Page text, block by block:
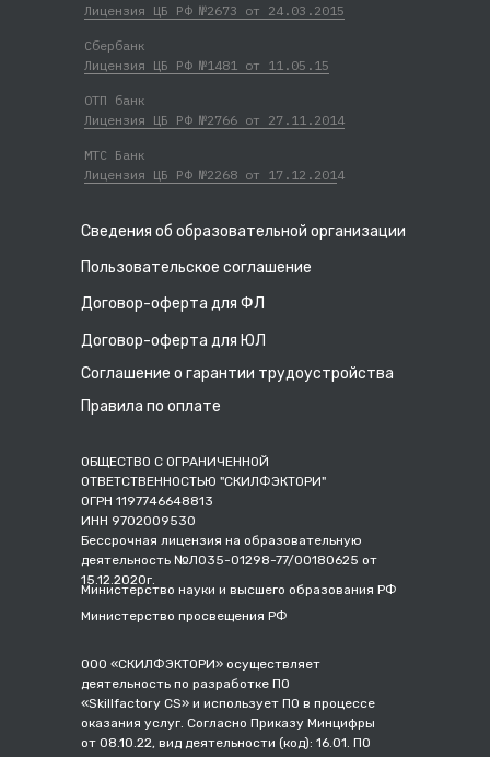
Пользовательское соглашение
Договор-оферта для ФЛ
Договор-оферта для ЮЛ
ОБЩЕСТВО С ОГРАНИЧЕННОЙ
ОТВЕТСТВЕННОСТЬЮ "СКИЛФЭКТОРИ"
ОГРН 1197746648813
ИНН 9702009530
Бессрочная лицензия на образовательную
деятельность №Л035-01298-77/00180625 от
15.12.2020г.
Лицензия ЦБ РФ №2673 от 24.03.2015
ОТП банк
Лицензия ЦБ РФ №2766 от 27.11.2014
Сбербанк
Лицензия ЦБ РФ №1481 от 11.05.15
Сведения об образовательной организации
Министерство науки и высшего образования РФ
Министерство просвещения РФ
МТС Банк
Лицензия ЦБ РФ №2268 от 17.12.2014
ООО «СКИЛФЭКТОРИ» осуществляет
деятельность по разработке ПО
«Skillfactory CS» и использует ПО в процессе
оказания услуг. Согласно Приказу Минцифры
от 08.10.22, вид деятельности (код): 16.01. ПО
Соглашение о гарантии трудоустройства
Правила по оплате